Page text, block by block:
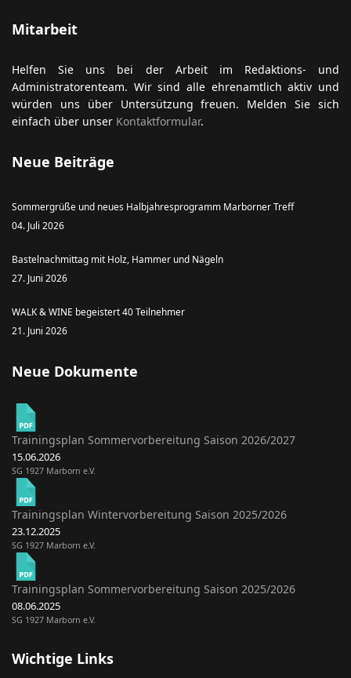
Mitarbeit
Helfen Sie uns bei der Arbeit im Redaktions- und
Administratorenteam. Wir sind alle ehrenamtlich aktiv und
würden uns über Untersützung freuen. Melden Sie sich
einfach über unser Kontaktformular.
Neue Beiträge
Sommergrüße und neues Halbjahresprogramm Marborner Treff
04. Juli 2026
Bastelnachmittag mit Holz, Hammer und Nägeln
27. Juni 2026
WALK & WINE begeistert 40 Teilnehmer
21. Juni 2026
Neue Dokumente
Trainingsplan Sommervorbereitung Saison 2026/2027
15.06.2026
SG 1927 Marborn e.V.
Trainingsplan Wintervorbereitung Saison 2025/2026
23.12.2025
SG 1927 Marborn e.V.
Trainingsplan Sommervorbereitung Saison 2025/2026
08.06.2025
SG 1927 Marborn e.V.
Wichtige Links